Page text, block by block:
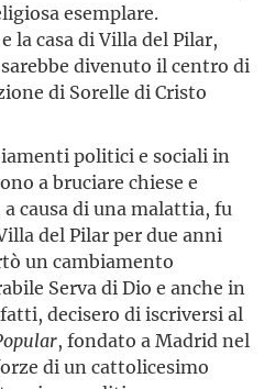
esemplare.
la casa di Villa del Pilar,
divenuto il centro di
di Sorelle di Cristo
politici e sociali in
a bruciare chiese e
causa di una malattia, fu
del Pilar per due anni
un cambiamento
Serva di Dio e anche in
decisero di iscriversi al
, fondato a Madrid nel
di un cattolicesimo